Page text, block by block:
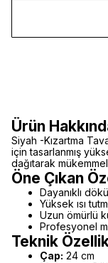
Ürün
Siyah -Kızartma
için tasarlanmış
dağıtarak
Öne Çıkan
Dayanıklı
Yüksek ısı
Uzun ömürlü
Profesyonel
Teknik
Çap: 24 cm